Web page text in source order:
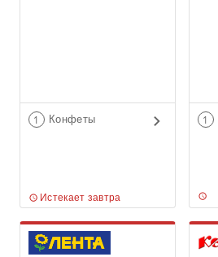
1 Конфеты
Истекает завтра
1